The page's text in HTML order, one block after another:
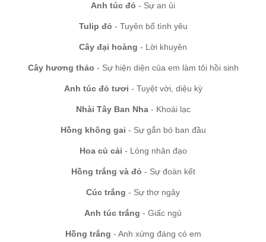
Anh túc đỏ - Sự an ủi
Tulip đỏ - Tuyên bố tình yêu
Cây đại hoàng - Lời khuyên
Cây hương thảo - Sự hiện diện của em làm tôi hồi sinh
Anh túc đỏ tươi - Tuyệt vời, diệu kỳ
Nhài Tây Ban Nha- Khoái lạc
Hồng không gai - Sự gắn bó ban đầu
Hoa củ cải - Lòng nhân đạo
Hồng trắng và đỏ - Sự đoàn kết
Cúc trắng - Sự thơ ngây
Anh túc trắng - Giấc ngủ
Hồng trắng - Anh xứng đáng có em